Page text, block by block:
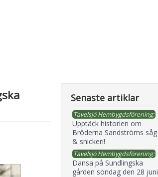
Senaste artiklar
Tavelsjö Hembygdsförening:
Upptäck historien om
Bröderna Sandströms såg
& snickeri!
Tavelsjö Hembygdsförening:
Dansa på Sundlingska
gården söndag den 28 juni